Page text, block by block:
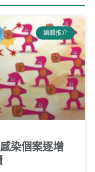
編輯推介
染個案逐增